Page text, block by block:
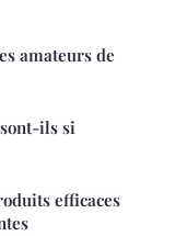
amateurs de
ils si
efficaces